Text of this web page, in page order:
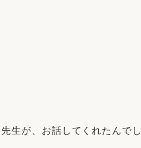
生が、お話してくれたんで